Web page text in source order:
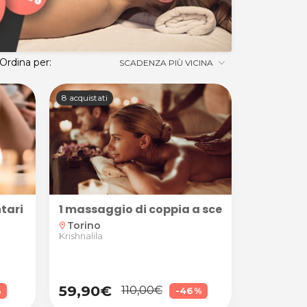
Ordina per: SCADENZA PIÙ VICINA
presso Associazione Krishnalila
da 45 minuti presso Associazione Gayatri
8 acquistati
1 massaggio di coppia a scelta da 45
location_on Torino
Krishnalila
59,90€ 110,00€ -46%